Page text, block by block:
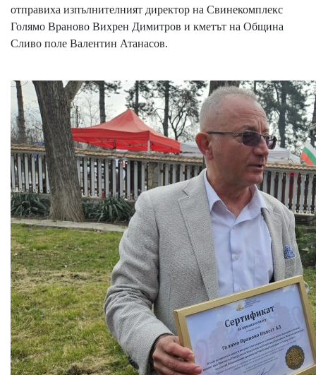
отправиха изпълнителният директор на Свинекомплекс
Голямо Враново Вихрен Димитров и кметът на Община
Сливо поле Валентин Атанасов.